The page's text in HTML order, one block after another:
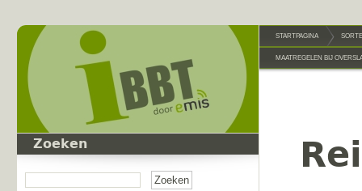
Zoeken
STARTPAGINA
MAATREGELEN BIJ